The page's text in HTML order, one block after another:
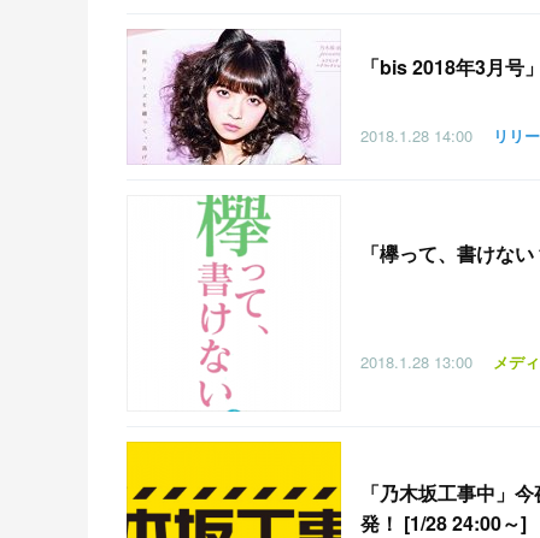
「bis 2018年3月号
2018.1.28 14:00 リリ
「欅って、書けな
2018.1.28 13:00 メデ
「乃木坂工事中」
発！ [1/28 24:00～]